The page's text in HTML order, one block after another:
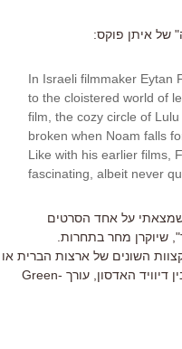
של איתן פוקס:
In Israeli filmmaker Eytan
to the cloistered world of
film, the cozy circle of
broken when Noam falls
Like with his earlier films,
fascinating, albeit never
שמצאתי על אחד הסרטים
שיוקרן מחר בתחרות.
השונים של ארצות הברית או
בין אריק דיוויס, עורך Cinematical ובין דיוויד האדסון, עורך Green-